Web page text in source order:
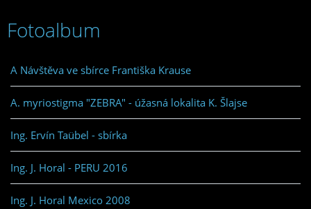
Fotoalbum
A Návštěva ve sbírce Františka Krause
A. myriostigma "ZEBRA" - úžasná lokalita K. Šlajse
Ing. Ervín Taübel - sbírka
Ing. J. Horal - PERU 2016
Ing. J. Horal Mexico 2008